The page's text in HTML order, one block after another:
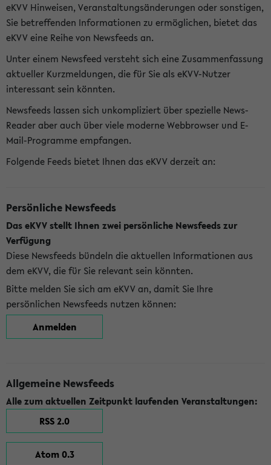
eKVV Hinweisen, Veranstaltungsänderungen oder sonstigen,
Sie betreffenden Informationen zu ermöglichen, bietet das
eKVV eine Reihe von Newsfeeds an.
Unter einem Newsfeed versteht sich eine Zusammenfassung
aktueller Kurzmeldungen, die für Sie als eKVV-Nutzer
interessant sein könnten.
Newsfeeds lassen sich unkompliziert über spezielle News-
Reader aber auch über viele moderne Webbrowser und E-
Mail-Programme empfangen.
Folgende Feeds bietet Ihnen das eKVV derzeit an:
Persönliche Newsfeeds
Das eKVV stellt Ihnen zwei persönliche Newsfeeds zur
Verfügung
Diese Newsfeeds bündeln die aktuellen Informationen aus
dem eKVV, die für Sie relevant sein könnten.
Bitte melden Sie sich am eKVV an, damit Sie Ihre
persönlichen Newsfeeds nutzen können:
Anmelden
Allgemeine Newsfeeds
Alle zum aktuellen Zeitpunkt laufenden Veranstaltungen:
RSS 2.0
Atom 0.3